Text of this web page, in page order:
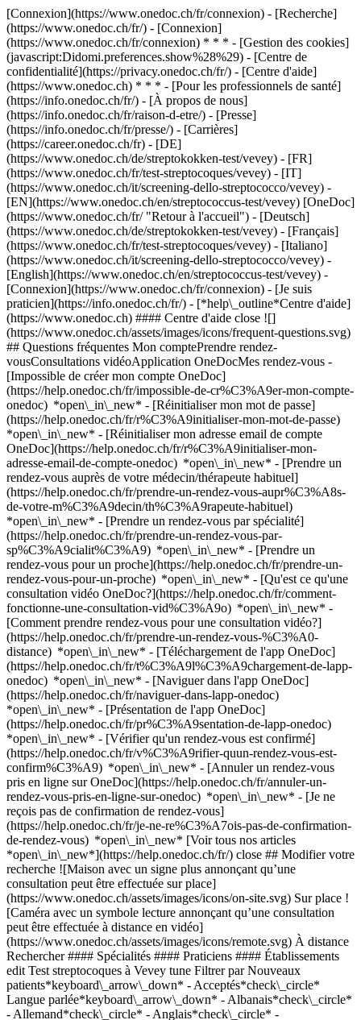
[Connexion](https://www.onedoc.ch/fr/connexion) - [Recherche]
(https://www.onedoc.ch/fr/) - [Connexion]
(https://www.onedoc.ch/fr/connexion) * * * - [Gestion des cookies]
(javascript:Didomi.preferences.show%28%29) - [Centre de
confidentialité](https://privacy.onedoc.ch/fr/) - [Centre d'aide]
(https://www.onedoc.ch) * * * - [Pour les professionnels de santé]
(https://info.onedoc.ch/fr/) - [À propos de nous]
(https://info.onedoc.ch/fr/raison-d-etre/) - [Presse]
(https://info.onedoc.ch/fr/presse/) - [Carrières]
(https://career.onedoc.ch/fr) - [DE]
(https://www.onedoc.ch/de/streptokokken-test/vevey) - [FR]
(https://www.onedoc.ch/fr/test-streptocoques/vevey) - [IT]
(https://www.onedoc.ch/it/screening-dello-streptococco/vevey) -
[EN](https://www.onedoc.ch/en/streptococcus-test/vevey) [OneDoc]
(https://www.onedoc.ch/fr/ "Retour à l'accueil") - [Deutsch]
(https://www.onedoc.ch/de/streptokokken-test/vevey) - [Français]
(https://www.onedoc.ch/fr/test-streptocoques/vevey) - [Italiano]
(https://www.onedoc.ch/it/screening-dello-streptococco/vevey) -
[English](https://www.onedoc.ch/en/streptococcus-test/vevey) -
[Connexion](https://www.onedoc.ch/fr/connexion) - [Je suis
praticien](https://info.onedoc.ch/fr/) - [*help\_outline*Centre d'aide]
(https://www.onedoc.ch) #### Centre d'aide close ![]
(https://www.onedoc.ch/assets/images/icons/frequent-questions.svg)
## Questions fréquentes Mon comptePrendre rendez-
vousConsultations vidéoApplication OneDocMes rendez-vous -
[Impossible de créer mon compte OneDoc]
(https://help.onedoc.ch/fr/impossible-de-cr%C3%A9er-mon-compte-
onedoc) *open\_in\_new* - [Réinitialiser mon mot de passe]
(https://help.onedoc.ch/fr/r%C3%A9initialiser-mon-mot-de-passe)
*open\_in\_new* - [Réinitialiser mon adresse email de compte
OneDoc](https://help.onedoc.ch/fr/r%C3%A9initialiser-mon-
adresse-email-de-compte-onedoc) *open\_in\_new* - [Prendre un
rendez-vous auprès de votre médecin/thérapeute habituel]
(https://help.onedoc.ch/fr/prendre-un-rendez-vous-aupr%C3%A8s-
de-votre-m%C3%A9decin/th%C3%A9rapeute-habituel)
*open\_in\_new* - [Prendre un rendez-vous par spécialité]
(https://help.onedoc.ch/fr/prendre-un-rendez-vous-par-
sp%C3%A9cialit%C3%A9) *open\_in\_new* - [Prendre un
rendez-vous pour un proche](https://help.onedoc.ch/fr/prendre-un-
rendez-vous-pour-un-proche) *open\_in\_new* - [Qu'est ce qu'une
consultation vidéo OneDoc?](https://help.onedoc.ch/fr/comment-
fonctionne-une-consultation-vid%C3%A9o) *open\_in\_new* -
[Comment prendre rendez-vous pour une consultation vidéo?]
(https://help.onedoc.ch/fr/prendre-un-rendez-vous-%C3%A0-
distance) *open\_in\_new* - [Téléchargement de l'app OneDoc]
(https://help.onedoc.ch/fr/t%C3%A9l%C3%A9chargement-de-lapp-
onedoc) *open\_in\_new* - [Naviguer dans l'app OneDoc]
(https://help.onedoc.ch/fr/naviguer-dans-lapp-onedoc)
*open\_in\_new* - [Présentation de l'app OneDoc]
(https://help.onedoc.ch/fr/pr%C3%A9sentation-de-lapp-onedoc)
*open\_in\_new* - [Vérifier qu'un rendez-vous est confirmé](https://help.onedoc.ch/fr/v%C3%A9rifier-quun-rendez-vous-est-confirm%C3%A9) *open\_in\_new* - [Annuler un rendez-vous pris en ligne sur OneDoc](https://help.onedoc.ch/fr/annuler-un-rendez-vous-pris-en-ligne-sur-onedoc) *open\_in\_new* - [Je ne reçois pas de confirmation de rendez-vous](https://help.onedoc.ch/fr/je-ne-re%C3%A7ois-pas-de-confirmation-de-rendez-vous) *open\_in\_new* [Voir tous nos articles *open\_in\_new*](https://help.onedoc.ch/fr/) close ## Modifier votre recherche ![Maison avec un signe plus annonçant qu’une consultation peut être effectuée sur place](https://www.onedoc.ch/assets/images/icons/on-site.svg) Sur place ![Caméra avec un symbole lecture annonçant qu’une consultation peut être effectuée à distance en vidéo](https://www.onedoc.ch/assets/images/icons/remote.svg) À distance Rechercher #### Spécialités #### Praticiens #### Établissements edit Test streptocoques à Vevey tune Filtrer par Nouveaux patients*keyboard\_arrow\_down* - Acceptés*check\_circle* Langue parlée*keyboard\_arrow\_down* - Albanais*check\_circle* - Allemand*check\_circle* - Anglais*check\_circle* - Espagnol*check\_circle* - Français*check\_circle* - Italien*check\_circle* - Portugais*check\_circle* - Serbe*check\_circle* Sexe*keyboard\_arrow\_down* - Femme*check\_circle* - Homme*check\_circle* Disponibilité*keyboard\_arrow\_down* - Disponible aujourdhui*check\_circle* - Dans les 3 prochains jours*check\_circle* - Dans les 7 prochains jours*check\_circle* - Dans les 14 prochains jours*check\_circle* # __Test streptocoques__ à __Vevey__: prenez rendez-vous en ligne aujourd'hui ## 1 résultat à Vevey [![Pharmacie de la Gare de Vevey 7/7, prestations de santé en pharmacie à Vevey](https://assets.onedoc.ch/images/users/22946c03bcb4482947c934c9f506129d1722cf7ed1aeac444f4de7699317e827-small.jpg "Pharmacie de la Gare de Vevey 7/7, prestations de santé en pharmacie à Vevey")](https://www.onedoc.ch/fr/prestations-de-sante-en-pharmacie/vevey/pb9s8/pharmacie-de-la-gare-de-vevey-7-7) ### [Pharmacie de la Gare de Vevey 7/7](https://www.onedoc.ch/fr/prestations-de-sante-en-pharmacie/vevey/pb9s8/pharmacie-de-la-gare-de-vevey-7-7) ![Badge indiquant un profil vérifié](https://www.onedoc.ch/assets/images/icons/checkmark.svg) [Prestations de santé en pharmacie](https://www.onedoc.ch/fr/prestations-de-sante-en-pharmacie/vevey) Pharmacie de la gare de Vevey 7/7 place de la Gare 3 1800 Vevey ![Icône patient avec un signe plus annonçant que le professionnel accepte de nouveaux patients](https://www.onedoc.ch/assets/images/icons/new-patients.svg)Accepte les nouveaux patients [Réserver un RDV](https://www.onedoc.ch/fr/prestations-de-sante-en-pharmacie/vevey/pb9s8/pharmacie-de-la-gare-de-vevey-7-7) Expertises: Test streptocoques, [Vaccination encéphalite à tiques (FSME)](https://www.onedoc.ch/fr/vaccination-encephalite-a-tiques-fsme/vevey), [Contraception d'urgence](https://www.onedoc.ch/fr/contraception-d-urgence/vevey), [Maladies Sexuellement Transmissibles | Infections Sexuellement Transmissibles (MST/IST)](https://www.onedoc.ch/fr/maladies-sexuellement-transmissibles-infections-sexuellement-transmissibles-mst-ist/vevey), [Mesure de la pression artérielle | Tension](https://www.onedoc.ch/fr/mesure-de-la-pression-arterielle-tension/vevey), [Infection urinaire | Cystite](https://www.onedoc.ch/fr/infection-urinaire-cystite/vevey), [Mesure du taux de fer | Ferritine](https://www.onedoc.ch/fr/mesure-du-taux-de-fer-ferritine/vevey), [Vaccination grippe](https://www.onedoc.ch/fr/vaccination-grippe/vevey)Voir plus *chevron\_left* mar. 04 août *chevron\_right* Voir plus de rendez-vous *error\_outline* Une erreur s'est produite lors du chargement des disponibilités [Réessayer](https://www.onedoc.ch) Expertises: Test streptocoques, [Vaccination encéphalite à tiques (FSME)](https://www.onedoc.ch/fr/vaccination-encephalite-a-tiques-fsme/vevey), [Contraception d'urgence](https://www.onedoc.ch/fr/contraception-d-urgence/vevey), [Maladies Sexuellement Transmissibles | Infections Sexuellement Transmissibles (MST/IST)](https://www.onedoc.ch/fr/maladies-sexuellement-transmissibles-infections-sexuellement-transmissibles-mst-ist/vevey), [Mesure de la pression artérielle | Tension](https://www.onedoc.ch/fr/mesure-de-la-pression-arterielle-tension/vevey), [Infection urinaire | Cystite](https://www.onedoc.ch/fr/infection-urinaire-cystite/vevey), [Mesure du taux de fer | Ferritine](https://www.onedoc.ch/fr/mesure-du-taux-de-fer-ferritine/vevey), [Vaccination grippe](https://www.onedoc.ch/fr/vaccination-grippe/vevey)Voir plus ## __Test streptocoques__: d'autres spécialistes sont réservables en ligne dans les environs de __Vevey__ [![Pharmacieplus de Saint-Légier, prestations de santé en pharmacie à Blonay - Saint-Légier](https://assets.onedoc.ch/images/users/80e32a8e75f8848ce33b458c2b7665752febfdafaa0d94cecbd2ae1d912d75dd-small.png "Pharmacieplus de Saint-Légier, prestations de santé en pharmacie à Blonay - Saint-Légier")](https://www.onedoc.ch/fr/prestations-de-sante-en-pharmacie/blonay-saint-legier/pcox7/pharmacieplus-de-saint-legier) ### [Pharmacieplus de Saint-Légier](https://www.onedoc.ch/fr/prestations-de-sante-en-pharmacie/blonay-saint-legier/pcox7/pharmacieplus-de-saint-legier) ![Badge indiquant un profil vérifié](https://www.onedoc.ch/assets/images/icons/checkmark.svg) [Prestations de santé en pharmacie](https://www.onedoc.ch/fr/prestations-de-sante-en-pharmacie/blonay-saint-legier) [Pharmacieplus de Saint-Légier-La Chiésaz](https://www.onedoc.ch/fr/pharmacie/blonay-saint-legier/e87e/pharmacieplus-de-saint-legier-la-chiesaz) Route des Deux-Villages 46 1806 Blonay - Saint-Légier ![Icône patient avec un signe plus annonçant que le professionnel accepte de nouveaux patients](https://www.onedoc.ch/assets/images/icons/new-patients.svg)Accepte les nouveaux patients [Réserver un RDV](https://www.onedoc.ch/fr/prestations-de-sante-en-pharmacie/blonay-saint-legier/pcox7/pharmacieplus-de-saint-legier) Expertises:[Test streptocoques](https://www.onedoc.ch/fr/test-streptocoques/blonay-saint-legier), [Vaccination encéphalite à tiques (FSME)](https://www.onedoc.ch/fr/vaccination-encephalite-a-tiques-fsme/blonay-saint-legier), [Vaccination hépatite A/B](https://www.onedoc.ch/fr/vaccination-hepatite-a-b/blonay-saint-legier), [Vaccination rougeole - rubéole - oreillon (ROR)](https://www.onedoc.ch/fr/vaccination-rougeole-rubeole-oreillon-ror/blonay-saint-legier), [Prévention cardio-vasculaire | CardioCheck | CardioTest](https://www.onedoc.ch/fr/prevention-cardio-vasculaire-cardiocheck-cardiotest/blonay-saint-legier), [Mesure de la glycémie](https://www.onedoc.ch/fr/mesure-de-la-glycemie/blonay-saint-legier), [Mesure de la pression artérielle | Tension](https://www.onedoc.ch/fr/mesure-de-la-pression-arterielle-tension/blonay-saint-legier), [Vaccination grippe](https://www.onedoc.ch/fr/vaccination-grippe/blonay-saint-legier)Voir plus *chevron\_left* mar. 04 août *chevron\_right* Voir plus de rendez-vous *error\_outline* Une erreur s'est produite lors du chargement des disponibilités [Réessayer](https://www.onedoc.ch) Expertises:[Test streptocoques](https://www.onedoc.ch/fr/test-streptocoques/blonay-saint-legier), [Vaccination encéphalite à tiques (FSME)](https://www.onedoc.ch/fr/vaccination-encephalite-a-tiques-fsme/blonay-saint-legier), [Vaccination hépatite A/B](https://www.onedoc.ch/fr/vaccination-hepatite-a-b/blonay-saint-legier), [Vaccination rougeole - rubéole - oreillon (ROR)](https://www.onedoc.ch/fr/vaccination-rougeole-rubeole-oreillon-ror/blonay-saint-legier), [Prévention cardio-vasculaire | CardioCheck | CardioTest](https://www.onedoc.ch/fr/prevention-cardio-vasculaire-cardiocheck-cardiotest/blonay-saint-legier), [Mesure de la glycémie](https://www.onedoc.ch/fr/mesure-de-la-glycemie/blonay-saint-legier), [Mesure de la pression artérielle | Tension](https://www.onedoc.ch/fr/mesure-de-la-pression-arterielle-tension/blonay-saint-legier), [Vaccination grippe](https://www.onedoc.ch/fr/vaccination-grippe/blonay-saint-legier)Voir plus [![Labor Team Lausanne – Centre de prélèvement Saint-François, laboratoire d'analyse à Lausanne](https://assets.onedoc.ch/images/entities/35aa15e85c3597cbb99de7da0e66b649b01c40927ec040d67e427bffe4511139-small.png "Labor Team Lausanne – Centre de prélèvement Saint-François, laboratoire d'analyse à Lausanne")](https://www.onedoc.ch/fr/laboratoire-d-analyse/lausanne/ebcv0/labor-team-lausanne-centre-de-prelevement-saint-francois) ### [Labor Team Lausanne – Centre de prélèvement Saint-François](https://www.onedoc.ch/fr/laboratoire-d-analyse/lausanne/ebcv0/labor-team-lausanne-centre-de-prelevement-saint-francois) ![Badge indiquant un profil vérifié](https://www.onedoc.ch/assets/images/icons/checkmark.svg) Laboratoire d'analyse Place Saint-François 5 1003 Lausanne ![Icône patient avec un signe plus annonçant que le professionnel accepte de nouveaux patients](https://www.onedoc.ch/assets/images/icons/new-patients.svg)Accepte les nouveaux patients [Réserver un RDV](https://www.onedoc.ch/fr/laboratoire-d-analyse/lausanne/ebcv0/labor-team-lausanne-centre-de-prelevement-saint-francois) *chevron\_left* mar. 04 août *chevron\_right* Voir plus de rendez-vous *error\_outline* Une erreur s'est produite lors du chargement des disponibilités [Réessayer](https://www.onedoc.ch) [![Pharmacie de Prilly SA, centre de vaccination à Prilly](https://assets.onedoc.ch/images/users/4adc770639690c0725412c2d3c054f202191a42d38d73b10c419f9902eec64c5-small.jpg "Pharmacie de Prilly SA, centre de vaccination à Prilly")](https://www.onedoc.ch/fr/centre-de-vaccination/prilly/pb9i0/pharmacie-de-prilly-sa) ### [Pharmacie de Prilly SA](https://www.onedoc.ch/fr/centre-de-vaccination/prilly/pb9i0/pharmacie-de-prilly-sa) ![Badge indiquant un profil vérifié](https://www.onedoc.ch/assets/images/icons/checkmark.svg) [Centre de vaccination](https://www.onedoc.ch/f